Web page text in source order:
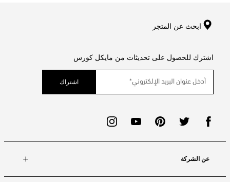
ابحث عن المتجر
اشترك للحصول على تحديثات من مايكل كورس
اشتراك
عن الشركة